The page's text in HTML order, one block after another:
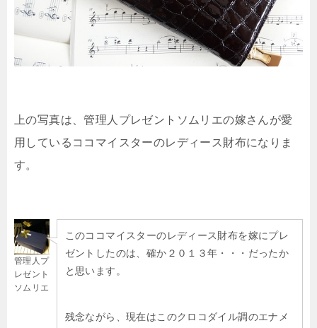
上の写真は、管理人プレゼントソムリエの嫁さんが愛
用しているココマイスターのレディース財布になりま
す。
管理人プ
レゼント
ソムリエ
このココマイスターのレディース財布を嫁にプレ
ゼントしたのは、確か２０１３年・・・だったか
と思います。
残念ながら、現在はこのクロコダイル調のエナメ